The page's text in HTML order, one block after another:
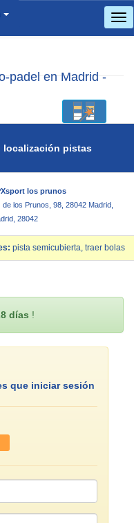
padel en Madrid -
localización pistas
los prunos
de los Prunos, 98, 28042 Madrid,
28042
pista semicubierta, traer bolas
días !
que iniciar sesión